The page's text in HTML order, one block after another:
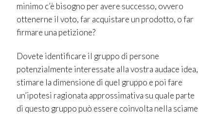
minimo c’è bisogno per avere successo, ovvero
ottenerne il voto, far acquistare un prodotto, o far
firmare una petizione?
Dovete identificare il gruppo di persone
potenzialmente interessate alla vostra audace idea,
stimare la dimensione di quel gruppo e poi fare
un’ipotesi ragionata approssimativa su quale parte
di questo gruppo può essere coinvolta nella sciame